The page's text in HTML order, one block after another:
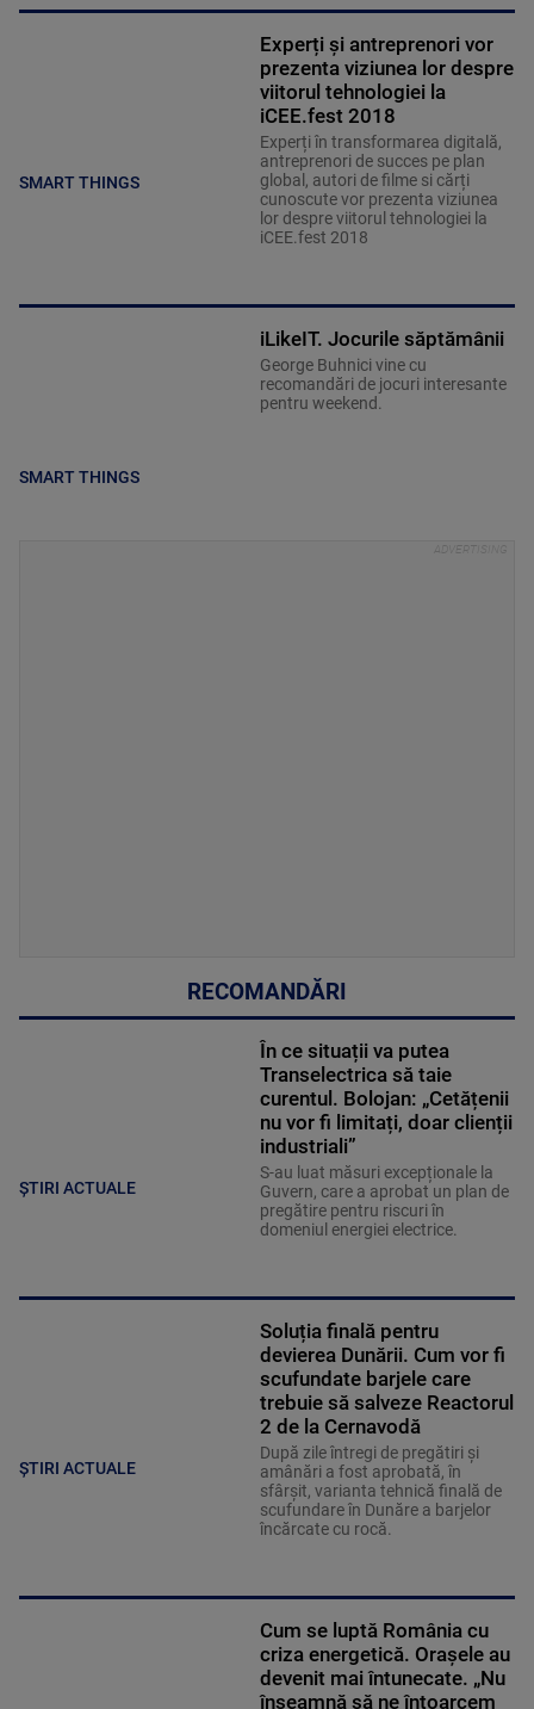
SMART THINGS
Experți și antreprenori vor
prezenta viziunea lor despre
viitorul tehnologiei la
iCEE.fest 2018
Experți în transformarea digitală,
antreprenori de succes pe plan
global, autori de filme si cărți
cunoscute vor prezenta viziunea
lor despre viitorul tehnologiei la
iCEE.fest 2018
SMART THINGS
iLikeIT. Jocurile săptămânii
George Buhnici vine cu
recomandări de jocuri interesante
pentru weekend.
RECOMANDĂRI
ȘTIRI ACTUALE
În ce situații va putea
Transelectrica să taie
curentul. Bolojan: „Cetățenii
nu vor fi limitați, doar clienții
industriali”
S-au luat măsuri excepționale la
Guvern, care a aprobat un plan de
pregătire pentru riscuri în
domeniul energiei electrice.
ȘTIRI ACTUALE
Soluția finală pentru
devierea Dunării. Cum vor fi
scufundate barjele care
trebuie să salveze Reactorul
2 de la Cernavodă
După zile întregi de pregătiri și
amânări a fost aprobată, în
sfârșit, varianta tehnică finală de
scufundare în Dunăre a barjelor
încărcate cu rocă.
Cum se luptă România cu
criza energetică. Orașele au
devenit mai întunecate. „Nu
înseamnă să ne întoarcem